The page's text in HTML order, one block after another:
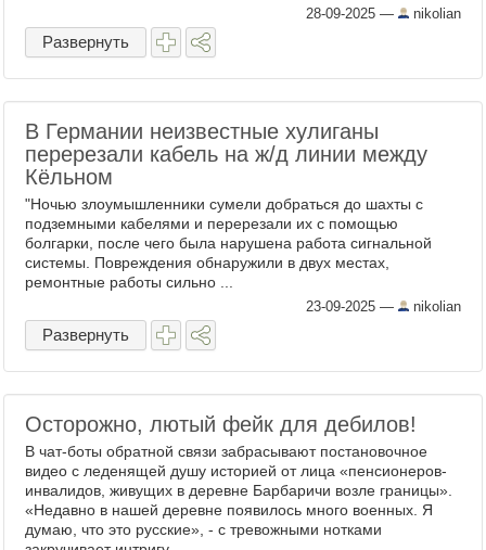
в ОАЭ. Ранее сам депутат предлагал
ввести смертную казнь за ...
28-09-2025 — nikolian
Развернуть
​​В Германии неизвестные хулиганы
перерезали кабель на ж/д линии между
Кёльном
"Ночью злоумышленники сумели добраться до шахты с
подземными кабелями и перерезали их с помощью
болгарки, после чего была нарушена работа сигнальной
системы. Повреждения обнаружили в двух местах,
ремонтные работы сильно ...
23-09-2025 — nikolian
Развернуть
Осторожно, лютый фейк для дебилов!
В чат-боты обратной связи забрасывают постановочное
видео с леденящей душу историей от лица «пенсионеров-
инвалидов, живущих в деревне Барбаричи возле границы».
«Недавно в нашей деревне появилось много военных. Я
думаю, что это русские», - с тревожными нотками